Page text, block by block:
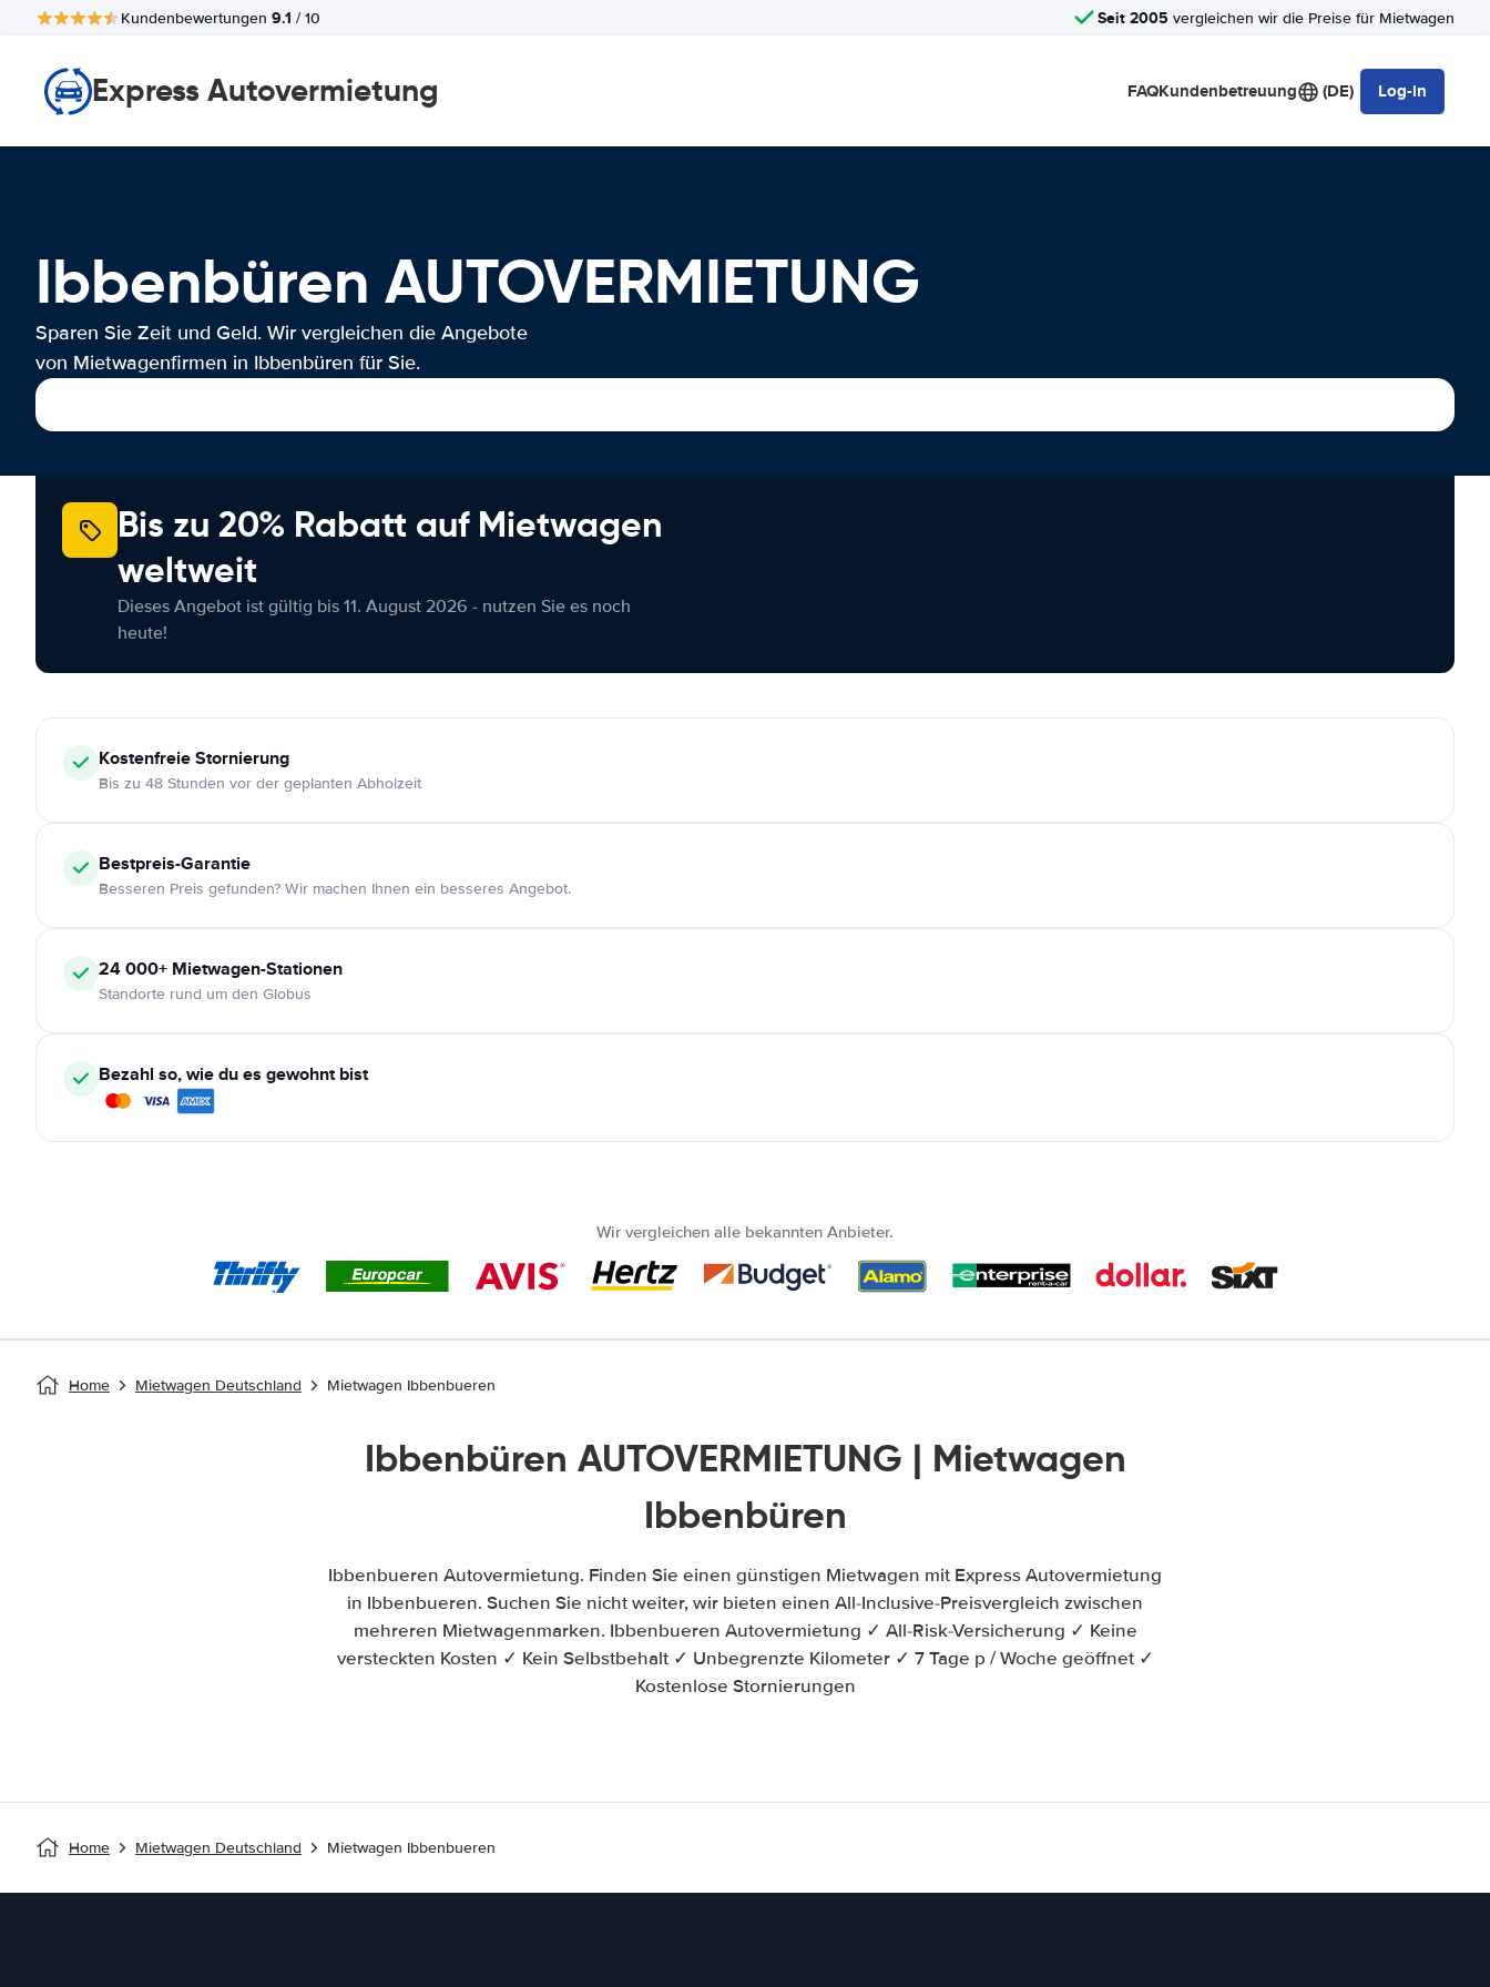
Kundenbewertungen 9.1 / 10 Seit 2005 vergleichen wir die Preise für Mietwagen
Express Autovermietung FAQKundenbetreuung (DE) Log-in
Ibbenbüren AUTOVERMIETUNG
Sparen Sie Zeit und Geld. Wir vergleichen die Angebote
von Mietwagenfirmen in Ibbenbüren für Sie.
Bis zu 20% Rabatt auf Mietwagen
weltweit
Dieses Angebot ist gültig bis 11. August 2026 - nutzen Sie es noch
heute!
KostenfreieStornierung
Bis zu 48 Stunden vor der geplanten Abholzeit
Bestpreis-Garantie
Besseren Preis gefunden? Wir machen Ihnen ein besseres Angebot.
24 000+ Mietwagen-Stationen
Standorte rund um den Globus
Bezahl so, wie du es gewohnt bist
Wir vergleichen alle bekannten Anbieter.
Home Mietwagen Deutschland Mietwagen Ibbenbueren
Ibbenbüren AUTOVERMIETUNG | Mietwagen
Ibbenbüren
Ibbenbueren Autovermietung. Finden Sie einen günstigen Mietwagen mit Express Autovermietung
in Ibbenbueren. Suchen Sie nicht weiter, wir bieten einen All-Inclusive-Preisvergleich zwischen
mehreren Mietwagenmarken. Ibbenbueren Autovermietung ✓ All-Risk-Versicherung ✓ Keine
versteckten Kosten ✓ Kein Selbstbehalt ✓ Unbegrenzte Kilometer ✓ 7 Tage p / Woche geöffnet ✓
Kostenlose Stornierungen
Home Mietwagen Deutschland Mietwagen Ibbenbueren